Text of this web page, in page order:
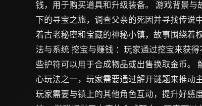
钱，用于购买道具和升级装备。 游戏背景与
下的寻宝之旅，调查父亲的死因并寻找传说
着古老秘密和宝藏的神秘小镇，故事围绕着
法与系统 挖宝与赚钱 ：玩家通过挖宝来获
些护符可以用于合成物品或出售换取金币。
心玩法之一，玩家需要通过解开谜题来推动
玩家需要与镇上的其他角色互动，提升好感